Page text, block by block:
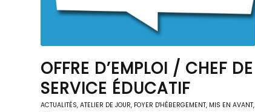
OFFRE D’EMPLOI / CHEF DE
SERVICE ÉDUCATIF
ACTUALITÉS, ATELIER DE JOUR, FOYER D'HÉBERGEMENT, MIS EN AVANT,